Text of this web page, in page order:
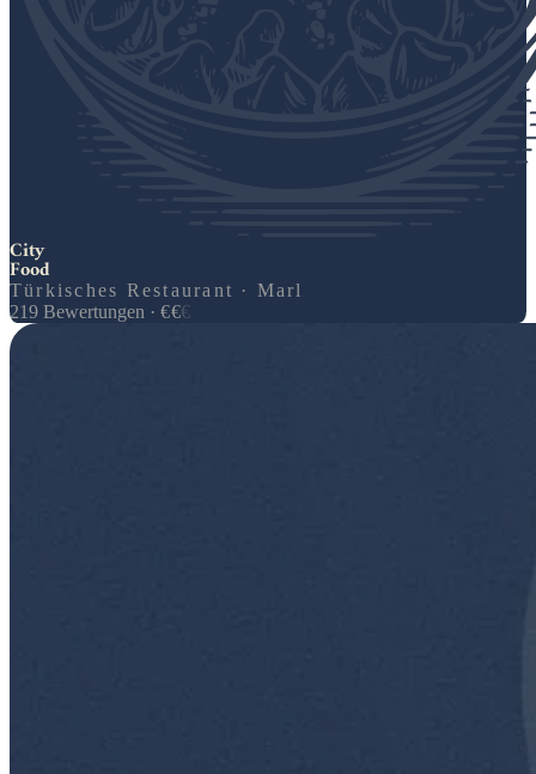
City
Food
Türkisches Restaurant · Marl
219 Bewertungen · €€€